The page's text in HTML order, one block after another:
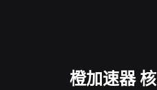
橙加速器